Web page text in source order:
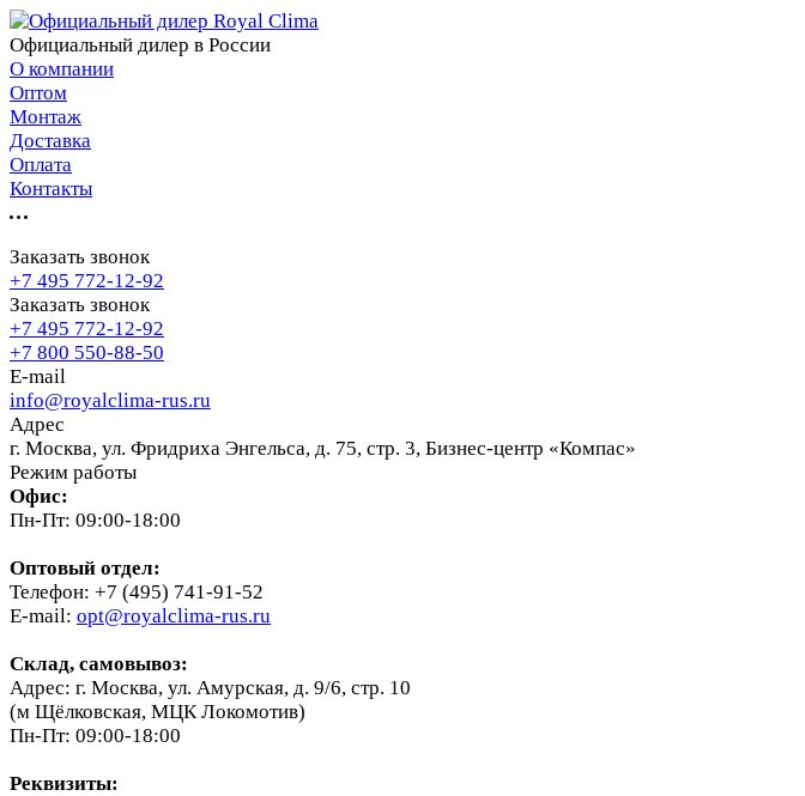
Официальный дилер в России
О компании
Оптом
Монтаж
Доставка
Оплата
Контакты
Заказать звонок
+7 495 772-12-92
Заказать звонок
+7 495 772-12-92
+7 800 550-88-50
E-mail
info@royalclima-rus.ru
Адрес
г. Москва, ул. Фридриха Энгельса, д. 75, стр. 3, Бизнес-центр «Компас»
Режим работы
Офис:
Пн-Пт: 09:00-18:00
Оптовый отдел:
Телефон: +7 (495) 741-91-52
E-mail: opt@royalclima-rus.ru
Склад, самовывоз:
Адрес: г. Москва, ул. Амурская, д. 9/6, стр. 10
(м Щёлковская, МЦК Локомотив)
Пн-Пт: 09:00-18:00
Реквизиты: